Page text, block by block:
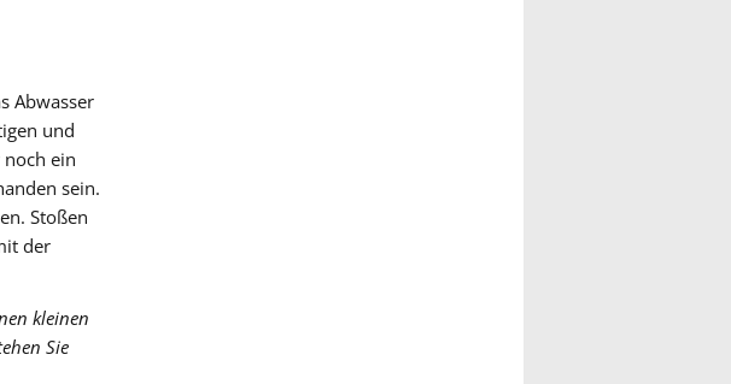
Abwasser
und
ein
sein.
Stoßen
der
kleinen
Sie